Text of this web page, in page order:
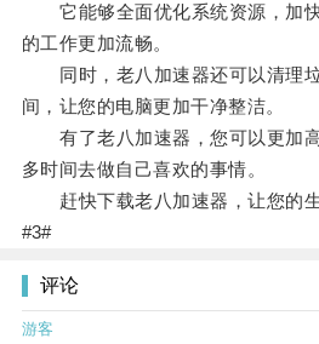
它能够全面优化系统资源，加快
的工作更加流畅。
同时，老八加速器还可以清理垃
间，让您的电脑更加干净整洁。
有了老八加速器，您可以更加高
多时间去做自己喜欢的事情。
赶快下载老八加速器，让您的生
#3#
评论
游客